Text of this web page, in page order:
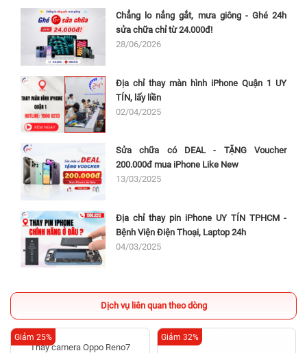
Chẳng lo nắng gắt, mưa giông - Ghé 24h
sửa chữa chỉ từ 24.000đ!
28/06/2026
Địa chỉ thay màn hình iPhone Quận 1 UY
TÍN, lấy liền
02/04/2025
Sửa chữa có DEAL - TẶNG Voucher
200.000đ mua iPhone Like New
13/03/2025
Địa chỉ thay pin iPhone UY TÍN TPHCM -
Bệnh Viện Điện Thoại, Laptop 24h
04/03/2025
Dịch vụ liên quan theo dòng
Thay camera Oppo Reno7
Giảm 25% Giảm 32%